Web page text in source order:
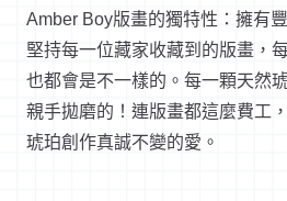
Amber Boy版畫的獨特性：擁有
堅持每一位藏家收藏到的版畫，
也都會是不一樣的。每一顆天然
親手拋磨的！連版畫都這麼費工
琥珀創作真誠不變的愛。